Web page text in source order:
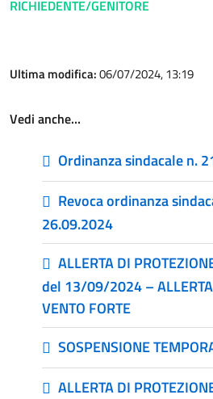
RICHIEDENTE/GENITORE
Ultima modifica:06/07/2024, 13:19
Vedi anche…
Ordinanza sindacale n.
Revoca ordinanza
26.09.2024
ALLERTA DI
del 13/09/2024 – ALLERTA
VENTO FORTE
SOSPENSIONE
ALLERTA DI